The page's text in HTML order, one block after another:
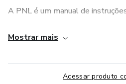
A PNL é um manual de
Um guia prático para entender
precisa mudar.
Mostrar mais
Acessar produto